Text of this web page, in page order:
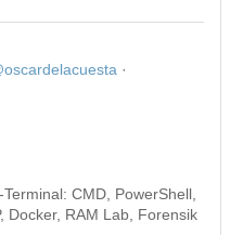
·
CMD, PowerShell,
Docker, RAM Lab, Forensik